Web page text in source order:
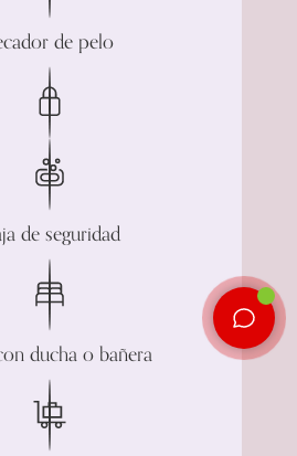
de pelo
de seguridad
ducha o bañera